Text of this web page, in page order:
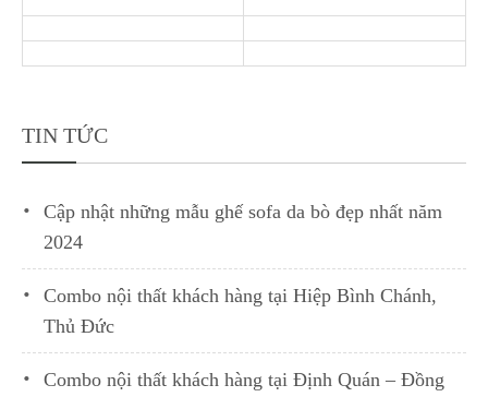
TIN TỨC
Cập nhật những mẫu ghế sofa da bò đẹp nhất năm
2024
Combo nội thất khách hàng tại Hiệp Bình Chánh,
Thủ Đức
Combo nội thất khách hàng tại Định Quán – Đồng